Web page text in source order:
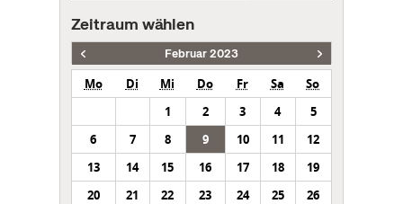
Zeitraum wählen
Februar 2023
Mo Di Mi Do Fr Sa
So
1
2 3 4
5
6
7 8 9 10 11
12
13
14 15 16 17 18
19
20
21 22 23 24 25
26